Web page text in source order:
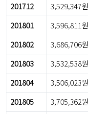
201712
3,529,347원
201801
3,596,811원
201802
3,686,706원
201803
3,532,538원
201804
3,506,023원
201805
3,705,362원